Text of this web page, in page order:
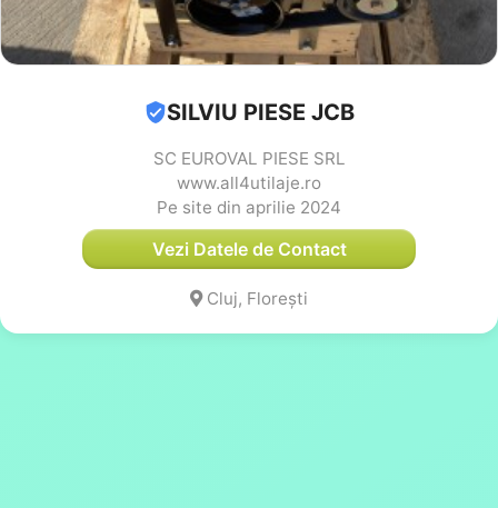
SILVIU PIESE JCB
SC EUROVAL PIESE SRL
www.all4utilaje.ro
Pe site din aprilie 2024
Vezi Datele de Contact
Cluj, Florești